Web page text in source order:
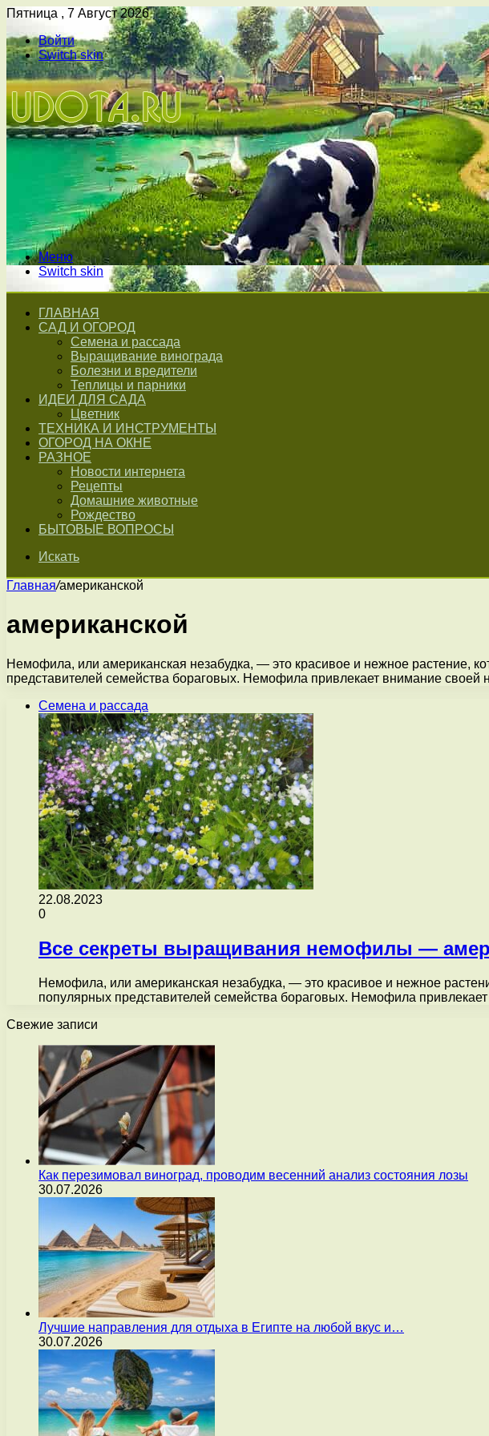
Пятница , 7 Август 2026
Войти
Switch skin
Меню
Switch skin
ГЛАВНАЯ
САД И ОГОРОД
Семена и рассада
Выращивание винограда
Болезни и вредители
Теплицы и парники
ИДЕИ ДЛЯ САДА
Цветник
ТЕХНИКА И ИНСТРУМЕНТЫ
ОГОРОД НА ОКНЕ
РАЗНОЕ
Новости интернета
Рецепты
Домашние животные
Рождество
БЫТОВЫЕ ВОПРОСЫ
Искать
Главная/американской
американской
Немофила, или американская незабудка, — это красивое и нежное растение,
представителей семейства бораговых. Немофила привлекает внимание своей
Семена и рассада
22.08.2023
0
Все секреты выращивания немофилы —
Немофила, или американская незабудка, — это красивое и нежное
популярных представителей семейства бораговых. Немофила
Свежие записи
Как перезимовал виноград, проводим весенний анализ состояния лозы
30.07.2026
Лучшие направления для отдыха в Египте на любой вкус и…
30.07.2026